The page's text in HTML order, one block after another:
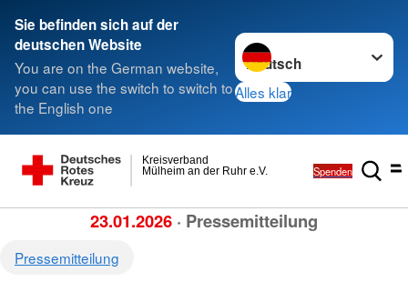
Sie befinden sich auf der
deutschen Website
You are on the German website,
you can use the switch to switch to
the English one
Sprache wechseln zu
Alles klar
Mülheim an der Ruhr e.V.
Kreisverband
Spenden
23.01.2026 · Pressemitteilung
Pressemitteilung